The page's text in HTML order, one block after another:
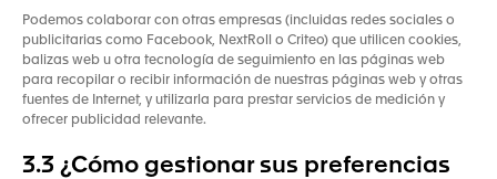
Podemos colaborar con otras empresas (incluidas redes sociales o
publicitarias como Facebook, NextRoll o Criteo) que utilicen cookies,
balizas web u otra tecnología de seguimiento en las páginas web
para recopilar o recibir información de nuestras páginas web y otras
fuentes de Internet, y utilizarla para prestar servicios de medición y
ofrecer publicidad relevante.
3.3 ¿Cómo gestionar sus preferencias